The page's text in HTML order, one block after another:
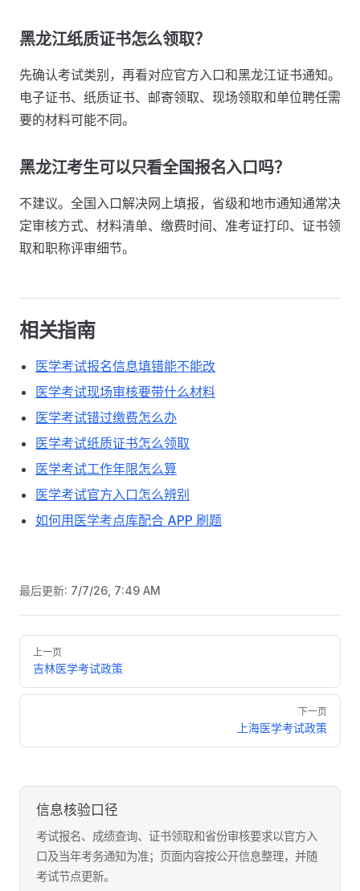
黑龙江纸质证书怎么领取？
先确认考试类别，再看对应官方入口和黑龙江证书通知。
电子证书、纸质证书、邮寄领取、现场领取和单位聘任需
要的材料可能不同。
黑龙江考生可以只看全国报名入口吗？
不建议。全国入口解决网上填报，省级和地市通知通常决
定审核方式、材料清单、缴费时间、准考证打印、证书领
取和职称评审细节。
相关指南
医学考试报名信息填错能不能改
医学考试现场审核要带什么材料
医学考试错过缴费怎么办
医学考试纸质证书怎么领取
医学考试工作年限怎么算
医学考试官方入口怎么辨别
如何用医学考点库配合 APP 刷题
最后更新: 7/7/26, 7:49 AM
Pager
上一页
吉林医学考试政策
下一页
上海医学考试政策
信息核验口径
考试报名、成绩查询、证书领取和省份审核要求以官方入
口及当年考务通知为准；页面内容按公开信息整理，并随
考试节点更新。